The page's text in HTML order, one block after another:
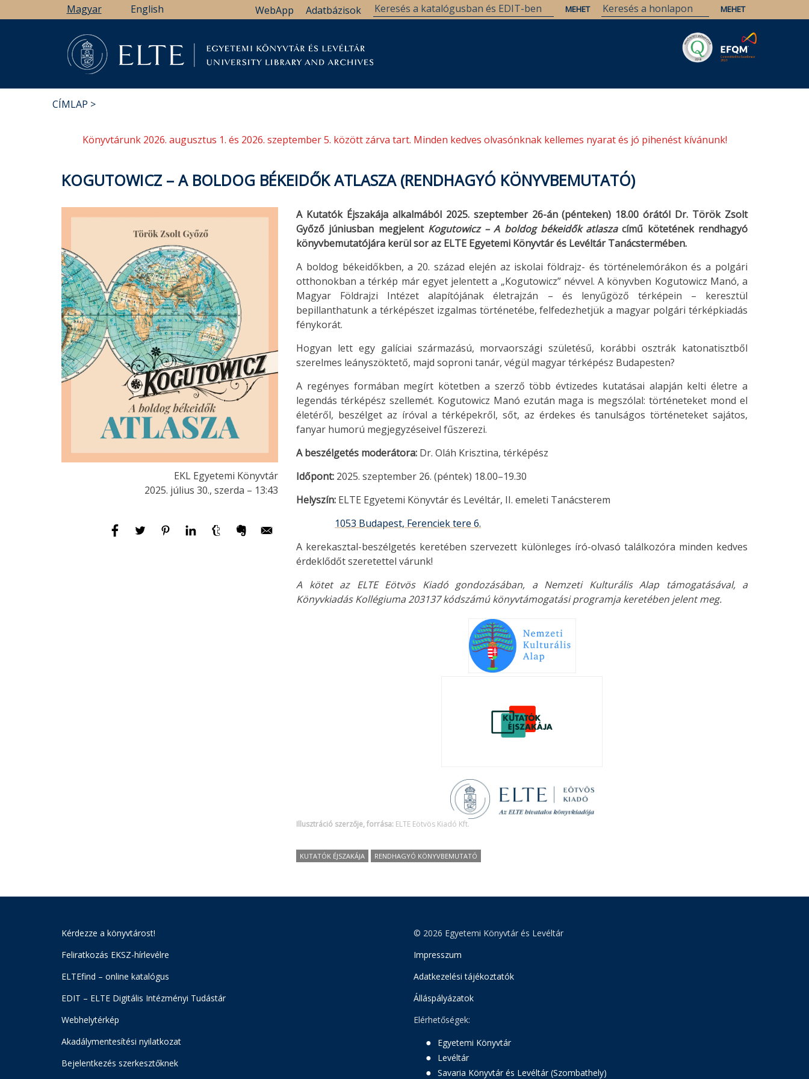
a
Magyar English Adatbázisok
WebApp
CÍMLAP
Könyvtárunk 2026. augusztus 1. és 2026. szeptember 5. között zárva tart. Minden kedves olvasónknak kellemes nyarat és jó pihenést kívánunk!
KOGUTOWICZ – A BOLDOG BÉKEIDŐK ATLASZA (RENDHAGYÓ KÖNYVBEMUTATÓ)
EKL Egyetemi Könyvtár
2025. július 30., szerda – 13:43
A Kutatók Éjszakája alkalmából 2025. szeptember 26-án (pénteken) 18.00 órától Dr. Török Zsolt
Győző júniusban megjelent Kogutowicz – A boldog békeidők atlaszacímű kötetének rendhagyó
könyvbemutatójára kerül sor az ELTE Egyetemi Könyvtár és Levéltár Tanácstermében.
A boldog békeidőkben, a 20. század elején az iskolai földrajz- és történelemórákon és a polgári
otthonokban a térkép már egyet jelentett a „Kogutowicz” névvel. A könyvben Kogutowicz Manó, a
Magyar Földrajzi Intézet alapítójának életrajzán – és lenyűgöző térképein – keresztül
bepillanthatunk a térképészet izgalmas történetébe, felfedezhetjük a magyar polgári térképkiadás
fénykorát.
Hogyan lett egy galíciai származású, morvaországi születésű, korábbi osztrák katonatisztből
szerelmes leányszöktető, majd soproni tanár, végül magyar térképész Budapesten?
A regényes formában megírt kötetben a szerző több évtizedes kutatásai alapján kelti életre a
legendás térképész szellemét. Kogutowicz Manó ezután maga is megszólal: történeteket mond el
életéről, beszélget az íróval a térképekről, sőt, az érdekes és tanulságos történeteket sajátos,
fanyar humorú megjegyzéseivel fűszerezi.
A beszélgetés moderátora: Dr. Oláh Krisztina, térképész
Időpont: 2025. szeptember 26. (péntek) 18.00–19.30
Helyszín: ELTE Egyetemi Könyvtár és Levéltár, II. emeleti Tanácsterem
1053 Budapest, Ferenciek tere 6.
A kerekasztal-beszélgetés keretében szervezett különleges író-olvasó találkozóra minden kedves
érdeklődőt szeretettel várunk!
A kötet az ELTE Eötvös Kiadó gondozásában, a Nemzeti Kulturális Alap támogatásával, a
Könyvkiadás Kollégiuma 203137 kódszámú könyvtámogatási programja keretében jelent meg.
Illusztráció szerzője, forrása: ELTE Eötvös Kiadó Kft.
KUTATÓK ÉJSZAKÁJA RENDHAGYÓ KÖNYVBEMUTATÓ
Kérdezze a könyvtárost!
Feliratkozás EKSZ-hírlevélre
ELTEfind – online katalógus
EDIT – ELTE Digitális Intézményi Tudástár
Webhelytérkép
Akadálymentesítési nyilatkozat
Bejelentkezés szerkesztőknek
© 2026 Egyetemi Könyvtár és Levéltár
Impresszum
Adatkezelési tájékoztatók
Álláspályázatok
Elérhetőségek:
Egyetemi Könyvtár
Levéltár
Savaria Könyvtár és Levéltár (Szombathely)